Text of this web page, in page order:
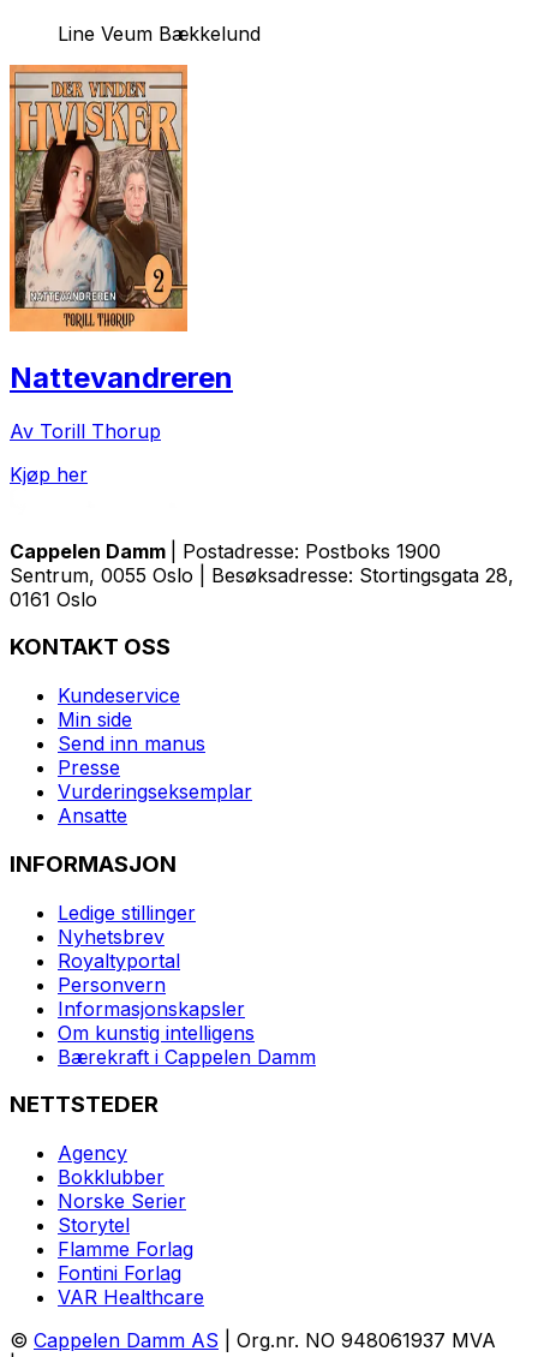
Line Veum Bækkelund
Nattevandreren
Av Torill Thorup
Kjøp her
Cappelen Damm
| Postadresse: Postboks 1900
Sentrum, 0055 Oslo | Besøksadresse: Stortingsgata 28,
0161 Oslo
KONTAKT OSS
Kundeservice
Min side
Send inn manus
Presse
Vurderingseksemplar
Ansatte
INFORMASJON
Ledige stillinger
Nyhetsbrev
Royaltyportal
Personvern
Informasjonskapsler
Om kunstig intelligens
Bærekraft i Cappelen Damm
NETTSTEDER
Agency
Bokklubber
Norske Serier
Storytel
Flamme Forlag
Fontini Forlag
VAR Healthcare
© Cappelen Damm AS | Org.nr. NO 948061937 MVA